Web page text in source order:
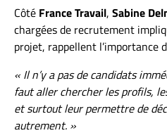
Côté France Travail, Sabine
chargées de recrutement
projet, rappellent l’importance
« Il n’y a pas de candidats
faut aller chercher les profils,
et surtout leur permettre de
autrement. »